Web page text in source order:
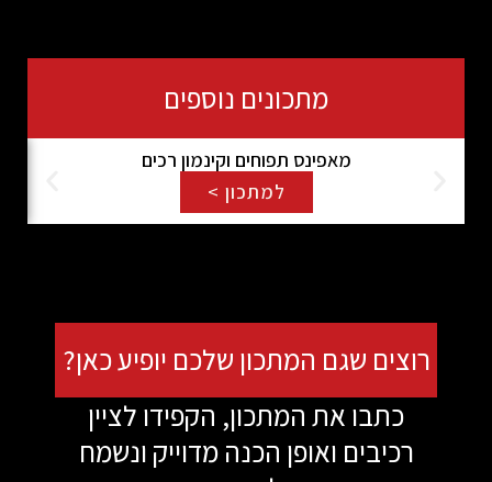
מתכונים נוספים
מאפינס תפוחים וקינמון רכים
שגם המתכון שלכם יופיע כאן?
את המתכון, הקפידו לציין
ואופן הכנה מדוייק ונשמח